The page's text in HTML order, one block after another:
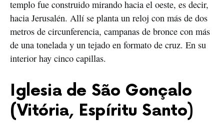
templo fue construido mirando hacia el oeste, es decir,
hacia Jerusalén. Allí se planta un reloj con más de dos
metros de circunferencia, campanas de bronce con más
de una tonelada y un tejado en formato de cruz. En su
interior hay cinco capillas.
Iglesia de São Gonçalo
(Vitória, Espíritu Santo)